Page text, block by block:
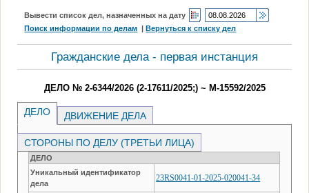
Вывести список дел, назначенных на дату
Поиск информации по делам |Вернуться к списку дел
Гражданские дела - первая инстанция
ДЕЛО № 2-6344/2026 (2-17611/2025;) ~ М-15592/2025
ДЕЛО ДВИЖЕНИЕ ДЕЛА
СТОРОНЫ ПО ДЕЛУ (ТРЕТЬИ ЛИЦА)
ДЕЛО
Уникальный идентификатор
дела
23RS0041-01-2025-020041-34